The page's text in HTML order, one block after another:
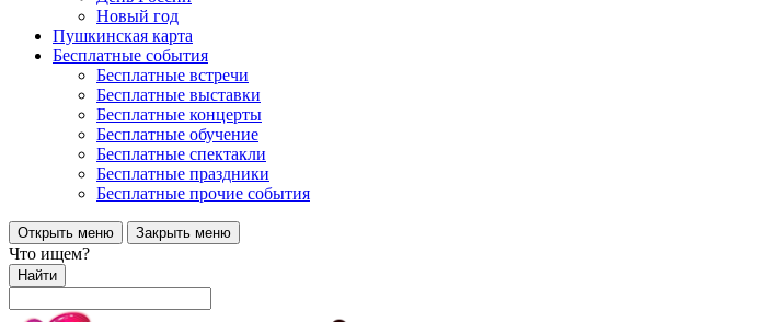
Новый год
Пушкинская карта
Бесплатные события
Бесплатные встречи
Бесплатные выставки
Бесплатные концерты
Бесплатные обучение
Бесплатные спектакли
Бесплатные праздники
Бесплатные прочие события
Открыть меню Закрыть меню
Что ищем?
Найти